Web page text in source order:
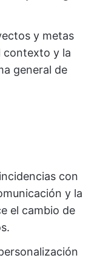
y metas
contexto y la
general de
con
y la
el cambio de